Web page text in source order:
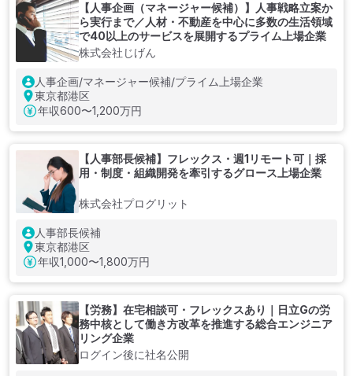
【人事企画（マネージャー候補）】人事戦略立案か
ら実行まで／人材・不動産を中心に多数の生活領域
で40以上のサービスを展開するプライム上場企業
株式会社じげん
人事企画/マネージャー候補/プライム上場企業
東京都港区
年収600〜1,200万円
【人事部長候補】フレックス・週1リモート可｜採
用・制度・組織開発を牽引するグロース上場企業
株式会社プログリット
人事部長候補
東京都港区
年収1,000〜1,800万円
【労務】在宅相談可・フレックスあり｜日立Gの労
務中核として働き方改革を推進する総合エンジニア
リング企業
ログイン後に社名公開